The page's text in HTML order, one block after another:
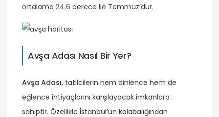
ortalama 24.6 derece ile Temmuz’dur.
Avşa Adası Nasıl Bir Yer?
Avşa Adası, tatilcilerin hem dinlence hem de
eğlence ihtiyaçlarını karşılayacak imkanlara
sahiptir. Özellikle İstanbul’un kalabalığından